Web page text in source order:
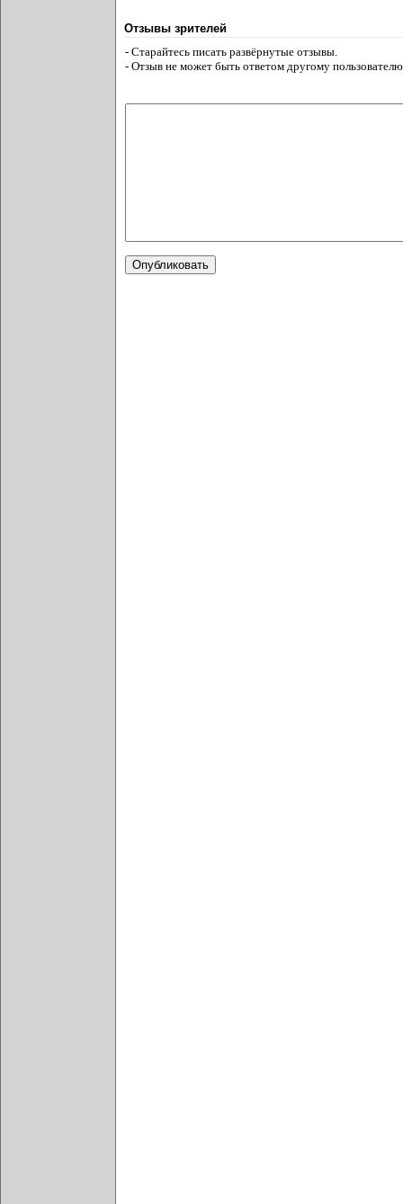
Отзывы зрителей
- Старайтесь писать развёрнутые отзывы.
- Отзыв не может быть ответом другому